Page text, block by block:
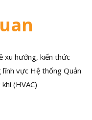
xu hướng, kiến thức
vực Hệ thống Quản
(HVAC)